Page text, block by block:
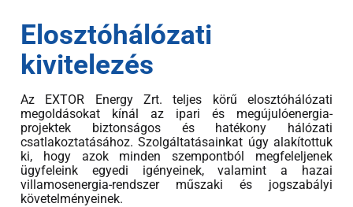
Elosztóhálózati
kivitelezés
Az EXTOR Energy Zrt. teljes körű elosztóhálózati
megoldásokat kínál az ipari és megújulóenergia-
projektek biztonságos és hatékony hálózati
csatlakoztatásához. Szolgáltatásainkat úgy alakítottuk
ki, hogy azok minden szempontból megfeleljenek
ügyfeleink egyedi igényeinek, valamint a hazai
villamosenergia-rendszer műszaki és jogszabályi
követelményeinek.